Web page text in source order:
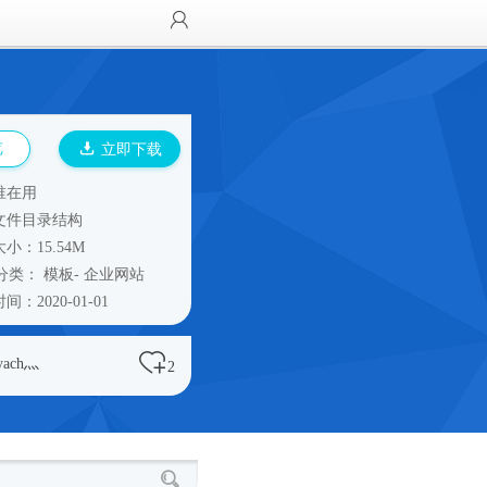
立即下载
在用
件目录结构
小：15.54M
类： 模板- 企业网站
间：2020-01-01
灬 2